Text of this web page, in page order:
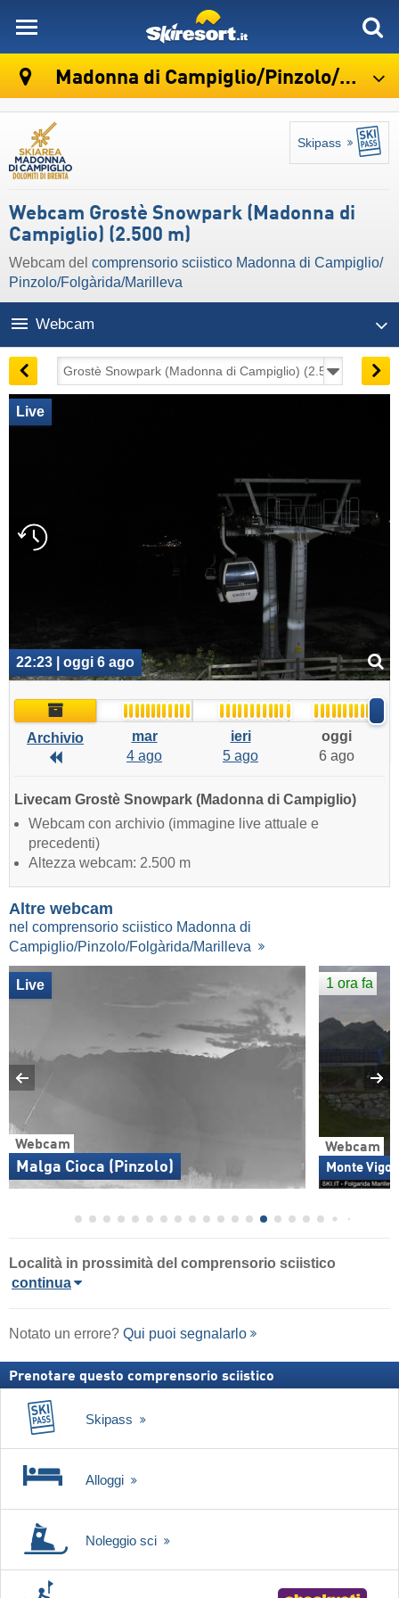
Madonna di Campiglio/​Pinzolo/​Folgàrida/​Marilleva
Skipass
Webcam Grostè Snowpark (Madonna di
Campiglio) (2.500 m)
Webcam del comprensorio sciistico Madonna di Campiglio/​
Pinzolo/​Folgàrida/​Marilleva
Webcam
Live
22:23 | oggi 6 ago
Archivio
Archivio
Archivio
mar
4 ago
ieri
5 ago
oggi
6 ago
Livecam Grostè Snowpark (Madonna di Campiglio)
Webcam con archivio (immagine live attuale e
precedenti)
Altezza webcam: 2.500 m
Altre webcam
nel comprensorio sciistico Madonna di
Campiglio/Pinzolo/Folgàrida/Marilleva
Webcam
Malga Cioca (Pinzolo)
Live
Webcam
Monte Vigo
1 ora fa
Località in prossimità del comprensorio sciistico
continua
Notato un errore? Qui puoi segnalarlo
Prenotare questo comprensorio sciistico
Skipass
Alloggi
Noleggio sci